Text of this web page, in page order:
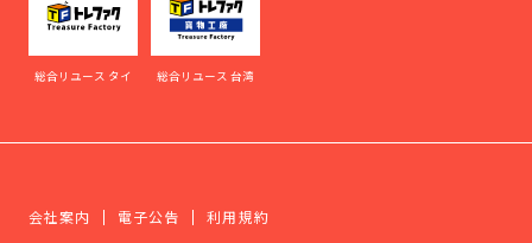
総合リユース タイ 総合リユース 台湾
会社案内 電子公告
利用規約